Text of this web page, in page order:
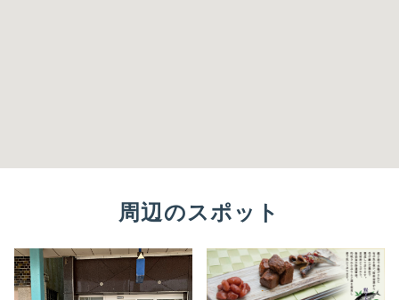
周辺のスポット